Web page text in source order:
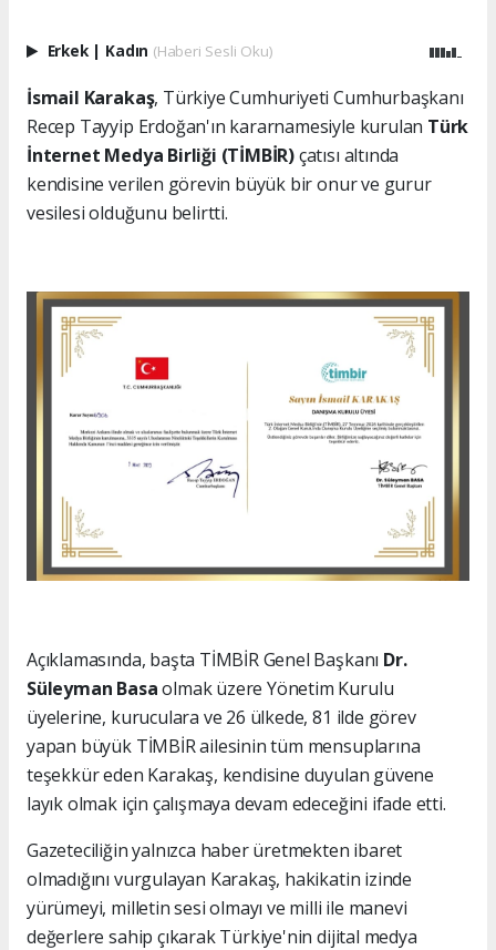
Erkek | Kadın (Haberi Sesli Oku)
İsmail Karakaş, Türkiye Cumhuriyeti Cumhurbaşkanı
Recep Tayyip Erdoğan'ın kararnamesiyle kurulan Türk
İnternet Medya Birliği (TİMBİR)çatısı altında
kendisine verilen görevin büyük bir onur ve gurur
vesilesi olduğunu belirtti.
Açıklamasında, başta TİMBİR Genel Başkanı Dr.
Süleyman Basaolmak üzere Yönetim Kurulu
üyelerine, kuruculara ve 26 ülkede, 81 ilde görev
yapan büyük TİMBİR ailesinin tüm mensuplarına
teşekkür eden Karakaş, kendisine duyulan güvene
layık olmak için çalışmaya devam edeceğini ifade etti.
Gazeteciliğin yalnızca haber üretmekten ibaret
olmadığını vurgulayan Karakaş, hakikatin izinde
yürümeyi, milletin sesi olmayı ve milli ile manevi
değerlere sahip çıkarak Türkiye'nin dijital medya